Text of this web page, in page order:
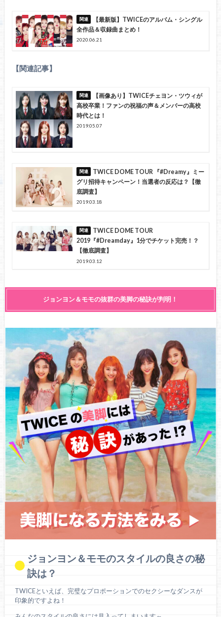
【最新版】TWICEのアルバム・シングル
全作品＆収録曲まとめ！
2020.06.21
【関連記事】
【画像あり】TWICEチェヨン・ツウィが
高校卒業！ファンの祝福の声＆メンバーの高校
時代とは！
2019.05.07
TWICE DOME TOUR 『#Dreamy』ミー
グリ招待キャンペーン！当選者の反応は？【徹
底調査】
2019.03.18
TWICE DOME TOUR
2019『#Dreamday』1分でチケット完売！？
【徹底調査】
2019.03.12
ジョンヨン＆モモの抜群の美脚の秘訣が判明！
ジョンヨン＆モモのスタイルの良さの秘
訣は？
TWICEといえば、完璧なプロポーションでのセクシーなダンスが
印象的ですよね！